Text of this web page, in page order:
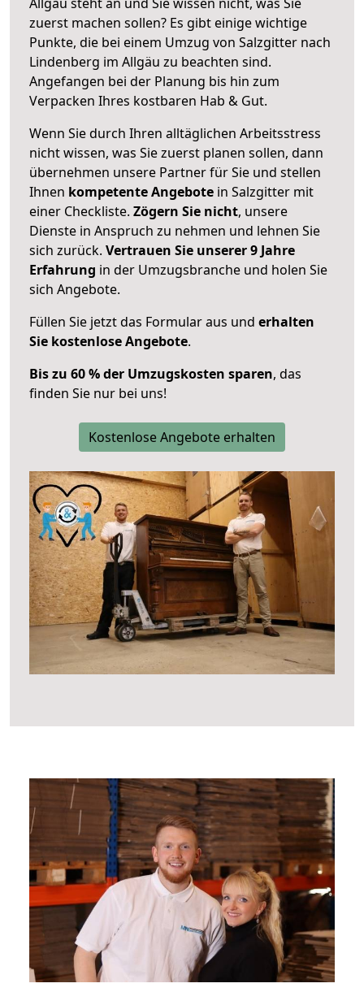
zuerst machen sollen? Es gibt einige wichtige
Punkte, die bei einem Umzug von Salzgitter nach
Lindenberg im Allgäu zu beachten sind.
Angefangen bei der Planung bis hin zum
Verpacken Ihres kostbaren Hab & Gut.
Wenn Sie durch Ihren alltäglichen Arbeitsstress
nicht wissen, was Sie zuerst planen sollen, dann
übernehmen unsere Partner für Sie und stellen
Ihnen kompetente Angebote in Salzgitter mit
einer Checkliste. Zögern Sie nicht, unsere
Dienste in Anspruch zu nehmen und lehnen Sie
sich zurück. Vertrauen Sie unserer 9 Jahre
Erfahrung in der Umzugsbranche und holen Sie
sich Angebote.
Füllen Sie jetzt das Formular aus und erhalten
Sie kostenlose Angebote.
Bis zu 60 % der Umzugskosten sparen, das
finden Sie nur bei uns!
Kostenlose Angebote erhalten